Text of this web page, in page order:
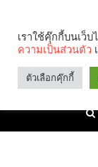
เราใช้คุ๊กกี้บนเว็
ความเป็นส่วนตัว
ตัวเลือกคุ๊กกี้